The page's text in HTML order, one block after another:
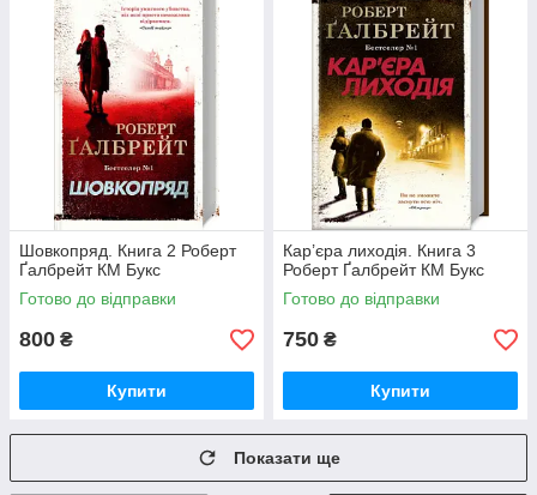
Шовкопряд. Книга 2 Роберт
Ґалбрейт КМ Букс
Готово до відправки
800 ₴
Купити
Кар’єра лиходія. Книга 3
Роберт Ґалбрейт КМ Букс
Готово до відправки
750 ₴
Купити
Показати ще